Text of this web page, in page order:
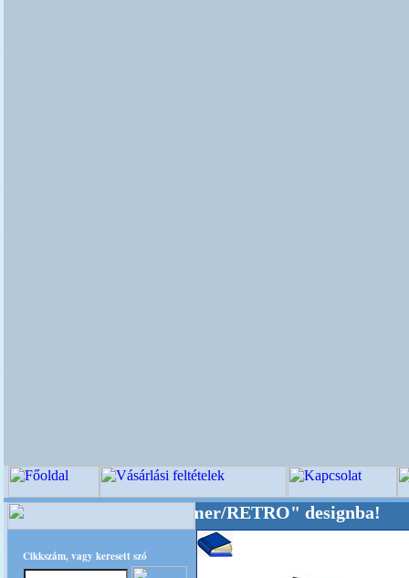
Cikkszám, vagy keresett szó
tartjuk "Oldtimer/RETRO" designba!